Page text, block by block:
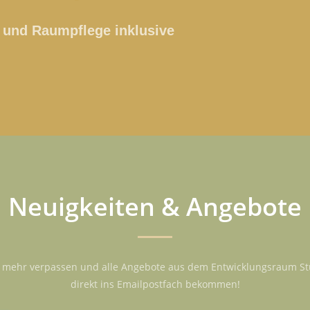
und Raumpflege inklusive
Neuigkeiten & Angebote
verpassen und alle Angebote aus dem Entwicklungsraum
direkt ins Emailpostfach bekommen!